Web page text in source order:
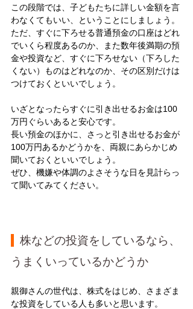
この段階では、子どもたちに詳しい金額を言
わなくてもいい、ということにしましょう。
ただ、すぐに下ろせる普通預金の口座はどれ
でいくら程度あるのか、また数年後満期の預
金や投資など、すぐに下ろせない（下ろした
くない）ものはどれなのか、その区別だけは
つけておくといいでしょう。
いざとなったらすぐに引き出せるお金は100
万円ぐらいあると安心です。
長い預金のほかに、さっと引き出せるお金が
100万円あるかどうかを、両親にあらかじめ
聞いておくといいでしょう。
ぜひ、機嫌や体調のよさそうな日を見計らっ
て聞いてみてください。
  株などの投資をしているなら、
うまくいっているかどうか
親御さんの世代は、株式をはじめ、さまざま
な投資をしている人も多いと思います。